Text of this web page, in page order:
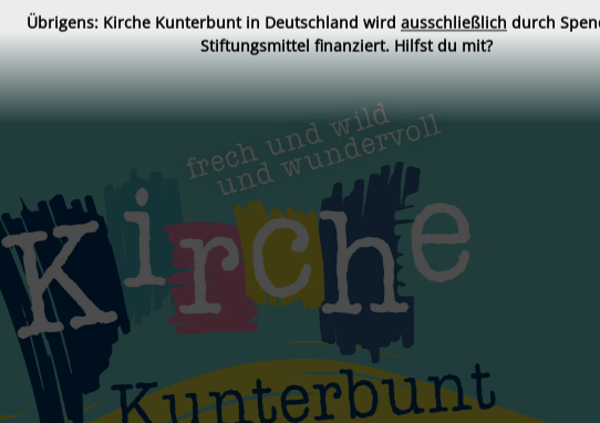
Übrigens: Kirche Kunterbunt in Deutschland wird ausschließlich durch
Stiftungsmittel finanziert. Hilfst du mit?